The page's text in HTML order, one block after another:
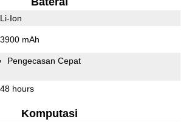
Li-Ion
3900 mAh
Pengecasan Cepat
48 hours
Komputasi